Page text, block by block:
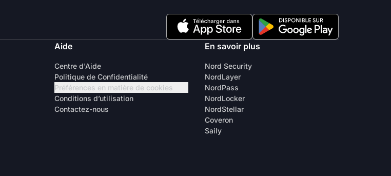
Aide
Centre d'Aide
Politique de Confidentialité
Préférences en matière de cookies
Conditions d’utilisation
Contactez-nous
En savoir plus
Nord Security
NordLayer
NordPass
NordLocker
NordStellar
Coveron
Saily